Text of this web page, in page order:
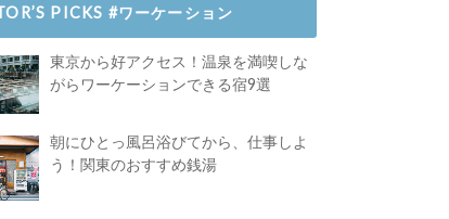
PICKS #ワーケーション
東京から好アクセス！温泉を満喫しな
がらワーケーションできる宿9選
朝にひとっ風呂浴びてから、仕事しよ
う！関東のおすすめ銭湯